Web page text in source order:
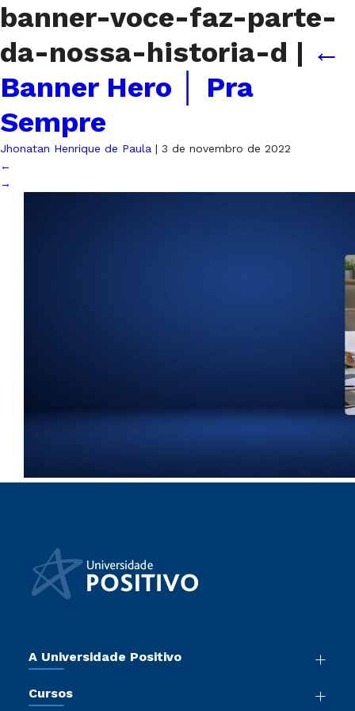
banner-voce-faz-parte-
da-nossa-historia-d | ←
Banner Hero │ Pra
Sempre
Jhonatan Henrique de Paula | 3 de novembro de 2022
←
→
A Universidade Positivo
Sala de Imprensa
Cursos